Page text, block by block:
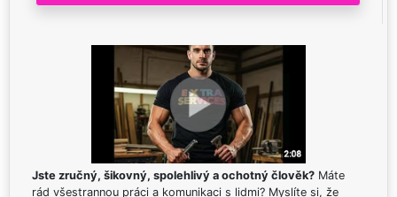
Jste zručný, šikovný, spolehlivý a ochotný člověk? Máte
rád všestrannou práci a komunikaci s lidmi? Myslíte si, že